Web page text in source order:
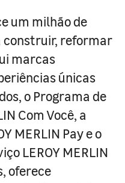
um milhão de
construir, reformar
marcas
únicas
o Programa de
Com Você, a
MERLIN Pay e o
LEROY MERLIN
oferece